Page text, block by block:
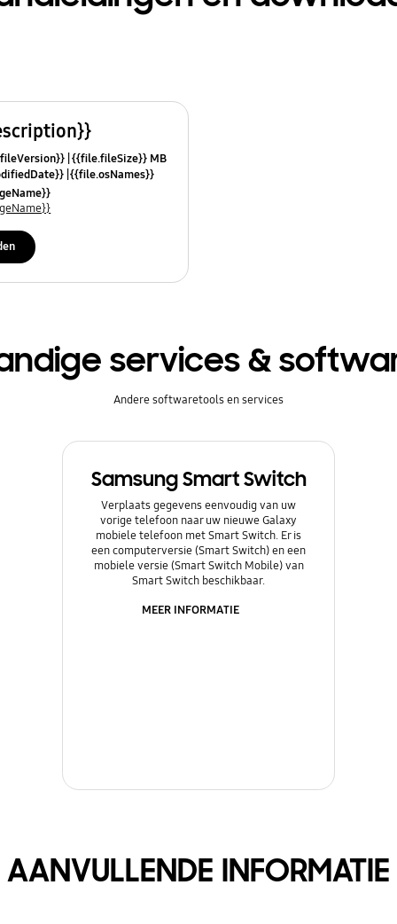
{{file.fileSize}} MB
{{file.osNames}}
services &
Andere softwaretools en services
Samsung Smart Switch
Verplaats gegevens eenvoudig van uw
vorige telefoon naar uw nieuwe Galaxy
mobiele telefoon met Smart Switch. Er is
een computerversie (Smart Switch) en een
mobiele versie (Smart Switch Mobile) van
Smart Switch beschikbaar.
MEER INFORMATIE
AANVULLENDE INFORMATIE